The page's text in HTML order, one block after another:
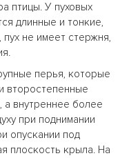
птицы. У пуховых
длинные и тонкие,
не имеет стержня,
перья, которые
второстепенные
а внутреннее более
при поднимании
опускании под
плоскость крыла. На